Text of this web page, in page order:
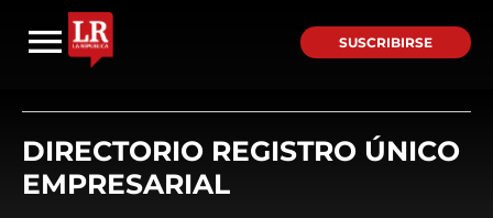
SUSCRIBIRSE
DIRECTORIO REGISTRO ÚNICO
EMPRESARIAL